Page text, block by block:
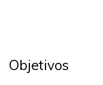
Objetivos